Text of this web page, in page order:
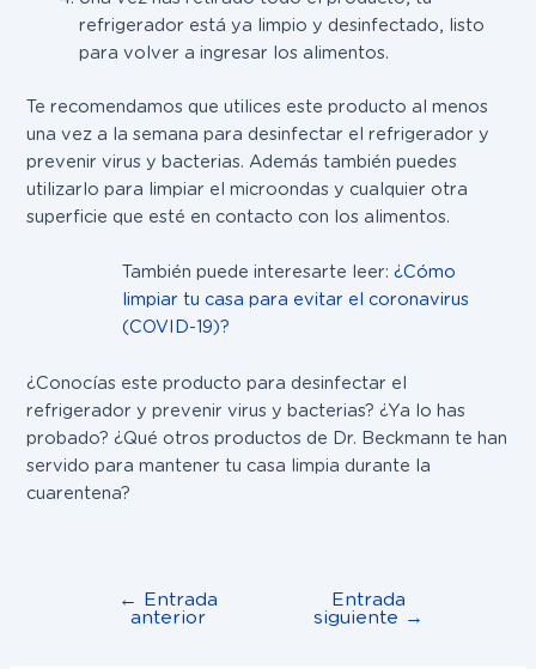
refrigerador está ya limpio y desinfectado, listo
para volver a ingresar los alimentos.
Te recomendamos que utilices este producto al menos
una vez a la semana para desinfectar el refrigerador y
prevenir virus y bacterias. Además también puedes
utilizarlo para limpiar el microondas y cualquier otra
superficie que esté en contacto con los alimentos.
También puede interesarte leer: ¿Cómo
limpiar tu casa para evitar el coronavirus
(COVID-19)?
¿Conocías este producto para desinfectar el
refrigerador y prevenir virus y bacterias? ¿Ya lo has
probado? ¿Qué otros productos de Dr. Beckmann te han
servido para mantener tu casa limpia durante la
cuarentena?
← Entrada
anterior
Entrada
siguiente →